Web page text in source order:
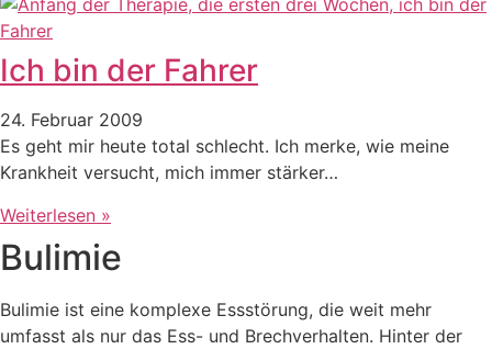
Ich bin der Fahrer
24. Februar 2009
Es geht mir heute total schlecht. Ich merke, wie meine
Krankheit versucht, mich immer stärker…
Weiterlesen »
Bulimie
Bulimie ist eine komplexe Essstörung, die weit mehr
umfasst als nur das Ess- und Brechverhalten. Hinter der